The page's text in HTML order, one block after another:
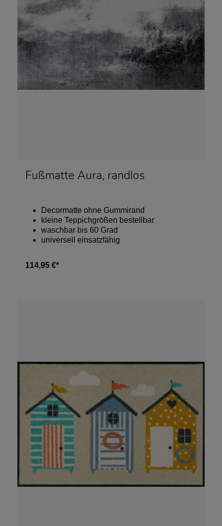
Fußmatte Aura, randlos
Decormatte ohne Gummirand
kleine Teppichgrößen bestellbar
waschbar bis 60 Grad
universell einsatzfähig
114,95 €*